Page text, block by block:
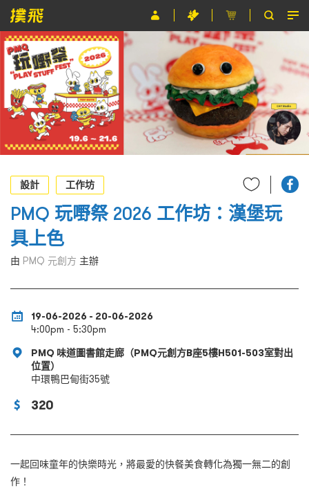
節目
主辦單位
關於撲飛
條款及細則
EN
設計
工作坊
PMQ 玩嘢祭 2026 工作坊：漢堡玩
具上色
由 PMQ 元創方 主辦
19-06-2026 - 20-06-2026
4:00pm - 5:30pm
PMQ 味道圖書館走廊（PMQ元創方B座5樓H501-503室對出
位置）
中環鴨巴甸街35號
320
一起回味童年的快樂時光，將最愛的快餐美食轉化為獨一無二的創
作！